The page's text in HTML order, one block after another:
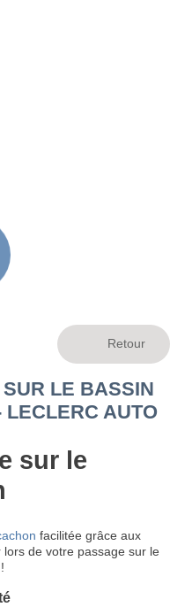
LE BASSIN
AUTO
sur le
facilitée grâce aux
de votre passage sur le